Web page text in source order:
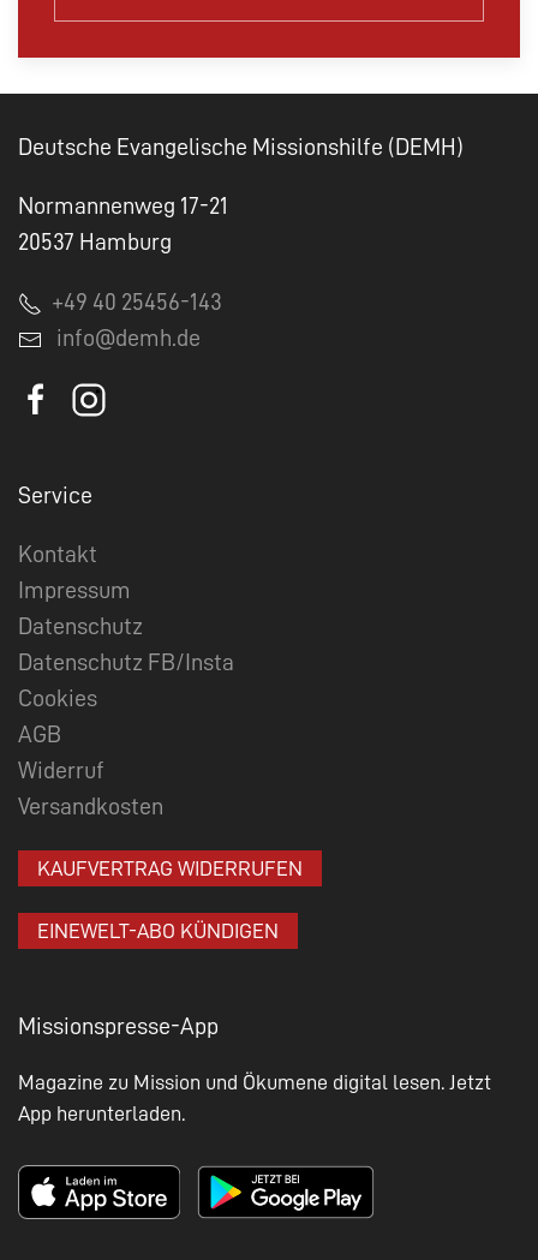
Deutsche Evangelische Missionshilfe (DEMH)
Normannenweg 17-21
20537 Hamburg
+49 40 25456-143
info@demh.de
Service
Kontakt
Impressum
Datenschutz
Datenschutz FB/Insta
Cookies
AGB
Widerruf
Versandkosten
KAUFVERTRAG WIDERRUFEN
EINEWELT-ABO KÜNDIGEN
Missionspresse-App
Magazine zu Mission und Ökumene digital lesen. Jetzt
App herunterladen.